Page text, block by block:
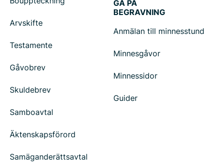
Arvskifte
Testamente
Gåvobrev
Skuldebrev
Samboavtal
Äktenskapsförord
Samäganderättsavtal
GÅ PÅ
BEGRAVNING
Anmälan till minnesstund
Minnesgåvor
Minnessidor
Guider